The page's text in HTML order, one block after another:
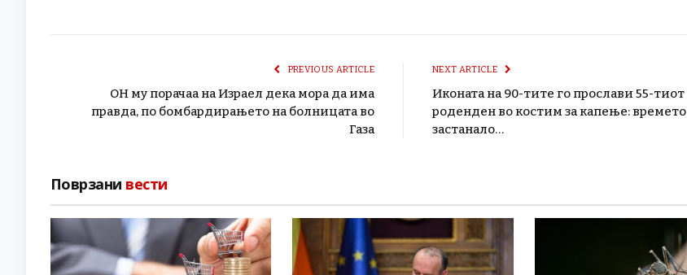
PREVIOUS ARTICLE
ОН му порачаа на Израел дека мора да има
правда, по бомбардирањето на болницата во
Газа
NEXT ARTICLE
Иконата на 90-тите го прослави 55-тиот
роденден во костим за капење: времето
застанало…
Поврзани вести